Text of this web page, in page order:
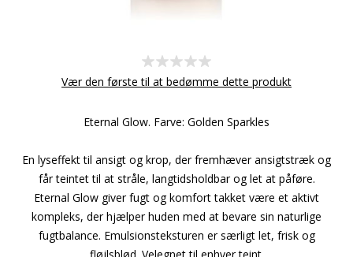
Vær den første til at bedømme dette produkt
Eternal Glow. Farve: Golden Sparkles
En lyseffekt til ansigt og krop, der fremhæver ansigtstræk og
får teintet til at stråle, langtidsholdbar og let at påføre.
Eternal Glow giver fugt og komfort takket være et aktivt
kompleks, der hjælper huden med at bevare sin naturlige
fugtbalance. Emulsionsteksturen er særligt let, frisk og